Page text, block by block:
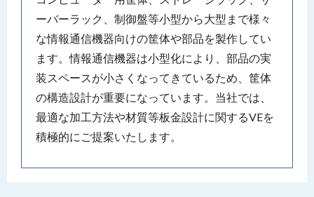
ーバーラック、制御盤等小型から大型まで様々
な情報通信機器向けの筐体や部品を製作してい
ます。情報通信機器は小型化により、部品の実
装スペースが小さくなってきているため、筐体
の構造設計が重要になっています。当社では、
最適な加工方法や材質等板金設計に関するVEを
積極的にご提案いたします。